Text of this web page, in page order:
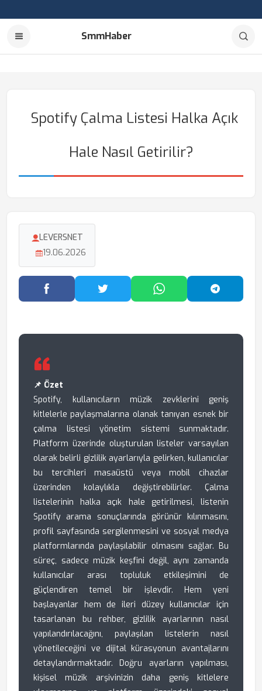
SmmHaber
Spotify Çalma Listesi Halka Açık
Hale Nasıl Getirilir?
LEVERSNET
19.06.2026
Facebook'ta PaylaşTwitter'da PaylaşWhatsApp'ta Paylaş
📌 Özet
Spotify, kullanıcıların müzik zevklerini geniş
kitlelerle paylaşmalarına olanak tanıyan esnek bir
çalma listesi yönetim sistemi sunmaktadır.
Platform üzerinde oluşturulan listeler varsayılan
olarak belirli gizlilik ayarlarıyla gelirken, kullanıcılar
bu tercihleri masaüstü veya mobil cihazlar
üzerinden kolaylıkla değiştirebilirler. Çalma
listelerinin halka açık hale getirilmesi, listenin
Spotify arama sonuçlarında görünür kılınmasını,
profil sayfasında sergilenmesini ve sosyal medya
platformlarında paylaşılabilir olmasını sağlar. Bu
süreç, sadece müzik keşfini değil, aynı zamanda
kullanıcılar arası topluluk etkileşimini de
güçlendiren temel bir işlevdir. Hem yeni
başlayanlar hem de ileri düzey kullanıcılar için
tasarlanan bu rehber, gizlilik ayarlarının nasıl
yapılandırılacağını, paylaşılan listelerin nasıl
yönetileceğini ve dijital kürasyonun avantajlarını
detaylandırmaktadır. Doğru ayarların yapılması,
kişisel müzik arşivinizin daha geniş kitlelere